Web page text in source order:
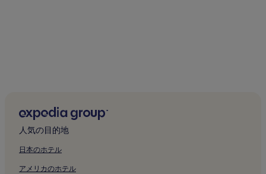
人気の目的地
日本のホテル
アメリカのホテル